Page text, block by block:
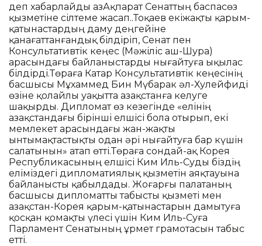
деп хабарлайды ҚазАқпарат Сенаттың баспасөз
қызметіне сілтеме жасап.Қ.Тоқаев екіжақты қарым-
қатынастардың даму деңгейіне
қанағаттанғандық білдіріп, Сенат пен
Консультативтік кеңес (Мәжіліс аш-Шура)
арасындағы байланыстарды нығайтуға ықылас
білдірді.Төраға Катар Консультативтік кеңесінің
басшысы Мұхаммед Бин Мүбарак әл-Хулейфиді
өзіне қолайлы уақытта Қазақстанға келуге
шақырды. Дипломат өз кезегінде «елінің
Қазақстандағы бірінші елшісі бола отырып, екі
мемлекет арасындағы жан-жақты
ынтымақтастықты одан әрі нығайтуға бар күшін
салатынын» атап өтті.Төраға сондай-ақ Корея
Республикасының елшісі Ким Иль-Суды біздің
еліміздегі дипломатиялық қызметін аяқтауына
байланысты қабылдады. Жоғарғы палатаның
басшысы дипломатты табысты қызметі мен
Қазақстан-Корея қарым-қатынастарын дамытуға
қосқан қомақты үлесі үшін Ким Иль-Суға
Парламент Сенатының Құрмет грамотасын табыс
етті.